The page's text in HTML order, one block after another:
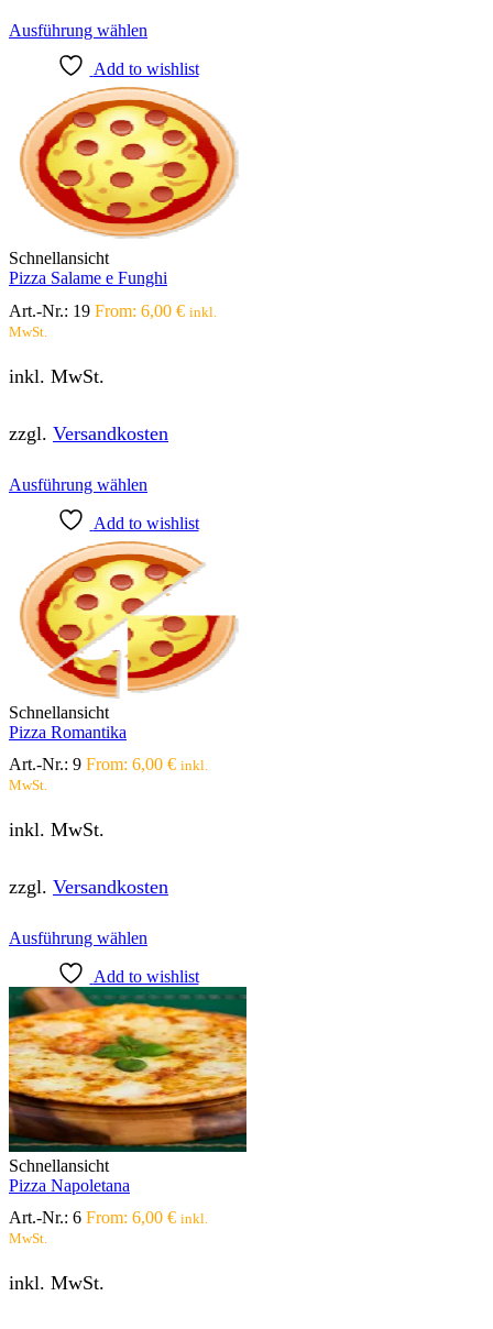
Ausführung wählen
weist
mehrere
Varianten
auf.
Die
Optionen
können
auf
der
gewählt
werden
Add to wishlist
Schnellansicht
Pizza Salame e Funghi
Art.-Nr.: 19 From: 6,00 € inkl.
MwSt.
inkl. MwSt.
zzgl. Versandkosten
Ausführung wählen
weist
mehrere
Varianten
auf.
Die
Optionen
können
auf
der
Add to wishlist
Schnellansicht
Pizza Romantika
Art.-Nr.: 9 From: 6,00 € inkl.
MwSt.
inkl. MwSt.
zzgl. Versandkosten
Ausführung wählen
weist
mehrere
Varianten
auf.
Die
Optionen
können
auf
der
Produktseite
Add to wishlist
Schnellansicht
Pizza Napoletana
Art.-Nr.: 6 From: 6,00 € inkl.
MwSt.
inkl. MwSt.